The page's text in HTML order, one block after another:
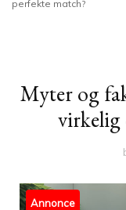
perfekte match?
Myter og
virkelig
Annonce